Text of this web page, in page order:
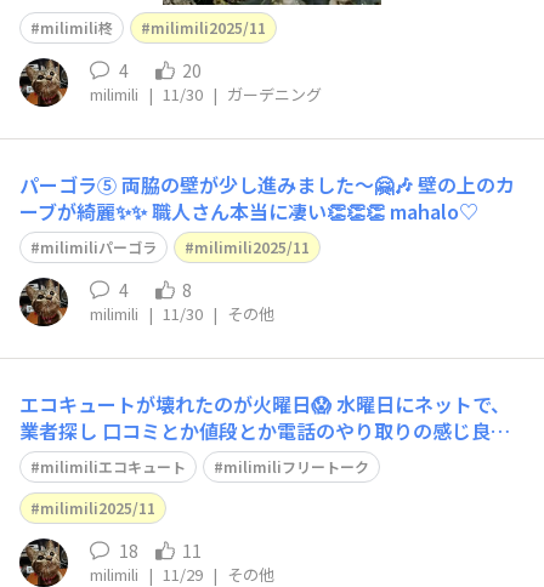
milimili柊 milimili2025/11
4 20
milimili | 11/30 | ガーデニング
パーゴラ⑤ 両脇の壁が少し進みました〜🤗🎶 壁の上のカ
ーブが綺麗✨✨ 職人さん本当に凄い👏👏👏 mahalo♡
milimiliパーゴラ milimili2025/11
4 8
milimili | 11/30 | その他
エコキュートが壊れたのが火曜日😱 水曜日にネットで、
業者探し 口コミとか値段とか電話のやり取りの感じ良さ
とかで決めたんですけど、来るまではやっぱり少し心配し
てました。 今、取り替えの作業に来てくれてるんですけ
ど、2人ともイケメンでびっくりするくらい感じいいの〜
🥰🎶🎶 いつものようにレオたんがお兄さん
milimiliエコキュート
milimiliフリートーク
milimili2025/11
18 11
milimili | 11/29 | その他